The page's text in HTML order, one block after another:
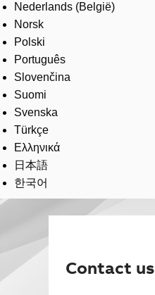
Nederlands (België)
Norsk
Polski
Português
Slovenčina
Suomi
Svenska
Türkçe
Ελληνικά
日本語
한국어
Contact us